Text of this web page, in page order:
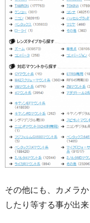
その他にも、カメラ
したり等する事が出来